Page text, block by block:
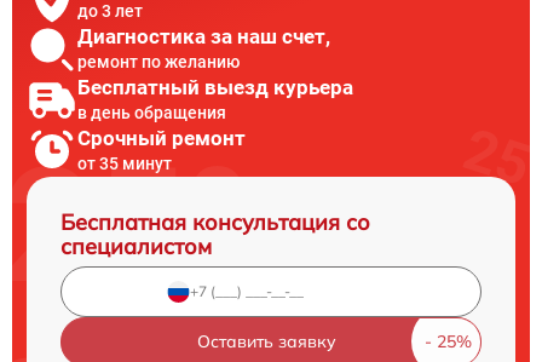
до 3 лет
Диагностика за наш счет,
ремонт по желанию
Бесплатный выезд курьера
в день обращения
Срочный ремонт
от 35 минут
Бесплатная консультация со
специалистом
Оставить заявку